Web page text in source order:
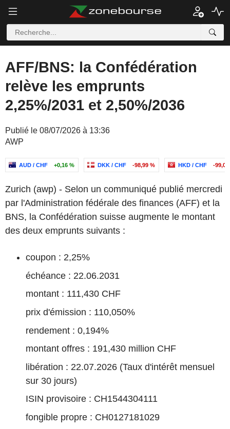
AFF/BNS: la Confédération
relève les emprunts
2,25%/2031 et 2,50%/2036
Publié le 08/07/2026 à 13:36
AWP
AUD / CHF +0,16 % DKK / CHF -98,99 % HKD / CHF -99,00
Zurich (awp) - Selon un communiqué publié mercredi
par l'Administration fédérale des finances (AFF) et la
BNS, la Confédération suisse augmente le montant
des deux emprunts suivants :
coupon : 2,25%
échéance : 22.06.2031
montant : 111,430 CHF
prix d'émission : 110,050%
rendement : 0,194%
montant offres : 191,430 million CHF
libération : 22.07.2026 (Taux d'intérêt mensuel
sur 30 jours)
ISIN provisoire : CH1544304111
fongible propre : CH0127181029